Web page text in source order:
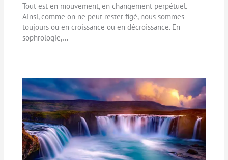
Tout est en mouvement, en changement perpétuel.
Ainsi, comme on ne peut rester figé, nous sommes
toujours ou en croissance ou en décroissance. En
sophrologie,…